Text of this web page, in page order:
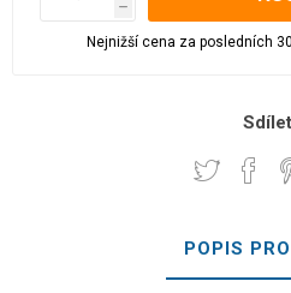
h
Nejnižší cena za posledních
POPIS